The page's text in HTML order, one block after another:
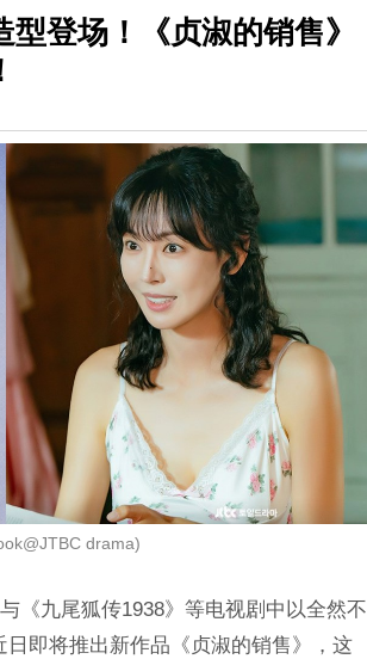
登场！《贞淑的销售》
drama)
《九尾狐传1938》等电视剧中以全然不
即将推出新作品《贞淑的销售》，这